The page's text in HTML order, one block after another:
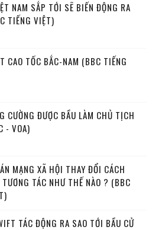
NAM SẮP TỚI SẼ BIẾN ĐỘNG RA
TIẾNG VIỆT)
CAO TỐC BẮC-NAM (BBC TIẾNG
CƯỜNG ĐƯỢC BẦU LÀM CHỦ TỊCH
- VOA)
MẠNG XÃ HỘI THAY ĐỔI CÁCH
TƯƠNG TÁC NHƯ THẾ NÀO ? (BBC
TÁC ĐỘNG RA SAO TỚI BẦU CỬ